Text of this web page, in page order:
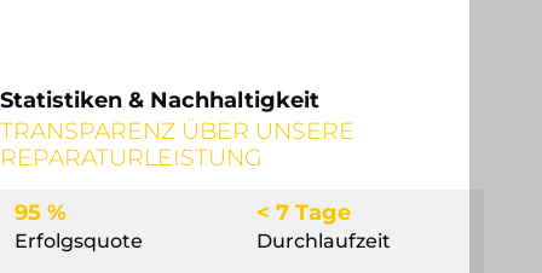
Statistiken & Nachhaltigkeit
TRANSPARENZ ÜBER UNSERE
REPARATURLEISTUNG
95 %
Erfolgsquote
< 7 Tage
Durchlaufzeit